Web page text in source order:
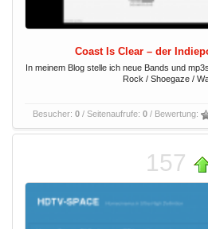
Coast Is Clear – der
In meinem Blog stelle ich neue Bands und
Rock / Shoegaze /
Besucher: 0/ Seitenaufrufe: 0/ Bewertung:
157